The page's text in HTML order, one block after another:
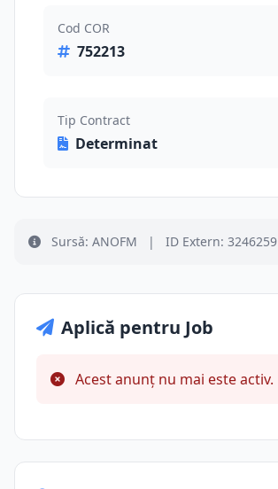
Cod COR
752213
Tip Contract
Determinat
Sursă: ANOFM | ID Extern: 3246259
Aplică pentru Job
Acest anunț nu mai este activ.